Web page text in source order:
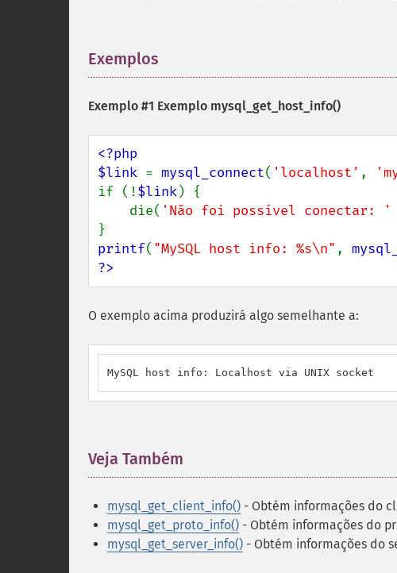
Exemplos
Exemplo #1 Exemplo mysql_get_host_info()
<?php
$link = mysql_connect( 'localhost' ,
if (!$link) {
    die(
'Não foi possível conectar: '
printf( "MySQL host info: %s\n" ,
?>
O exemplo acima produzirá algo semelhante a:
MySQL host info: Localhost via UNIX socket
Veja Também
mysql_get_client_info() - Obtém informações do
mysql_get_proto_info() - Obtém informações do
mysql_get_server_info() - Obtém informações do